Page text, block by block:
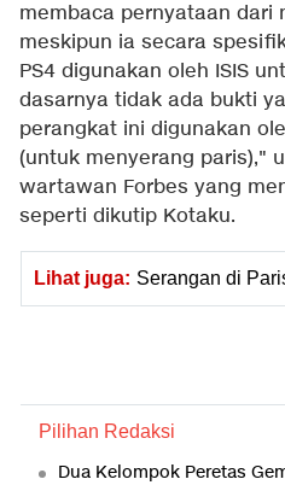
membaca pernyataan dari
meskipun ia secara
PS4 digunakan oleh ISIS
dasarnya tidak ada bukti
perangkat ini digunakan
(untuk menyerang paris),"
wartawan Forbes yang
seperti dikutip Kotaku.
Lihat juga: Serangan di
Pilihan Redaksi
Dua Kelompok Peretas